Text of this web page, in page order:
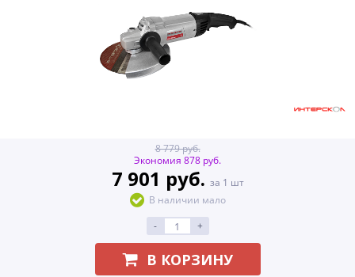
8 779 руб.
Экономия 878 руб.
7 901 руб. за 1 шт
В наличии мало
-
+
В КОРЗИНУ